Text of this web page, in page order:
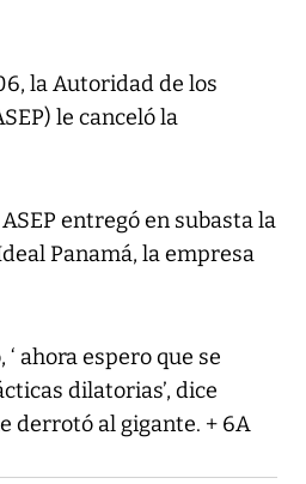
la Autoridad de los
le canceló la
entregó en subasta la
Panamá, la empresa
ahora espero que se
dilatorias’, dice
derrotó al gigante. + 6A